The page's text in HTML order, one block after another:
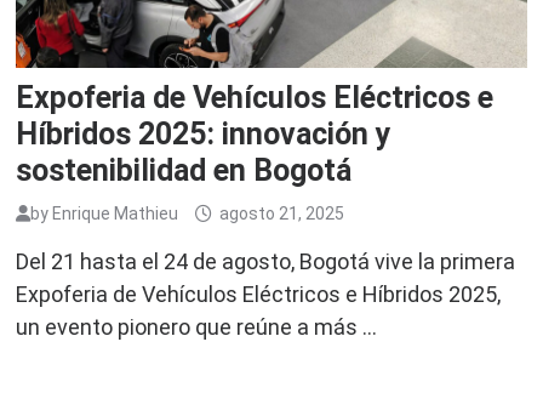
Expoferia de Vehículos Eléctricos e
Híbridos 2025: innovación y
sostenibilidad en Bogotá
by Enrique Mathieu agosto 21, 2025
Del 21 hasta el 24 de agosto, Bogotá vive la primera
Expoferia de Vehículos Eléctricos e Híbridos 2025,
un evento pionero que reúne a más …